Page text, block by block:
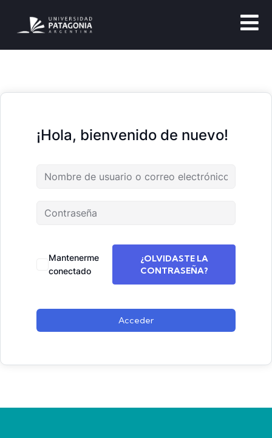
¡Hola, bienvenido de nuevo!
Mantenerme
conectado
¿OLVIDASTE LA
CONTRASEÑA?
Acceder